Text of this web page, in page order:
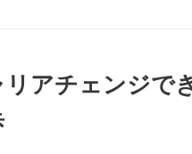
アチェンジで